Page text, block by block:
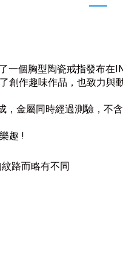
一個胸型陶瓷戒指發布在
作趣味作品，也致力
金屬同時經過測驗，不含
趣 !
路而略有不同